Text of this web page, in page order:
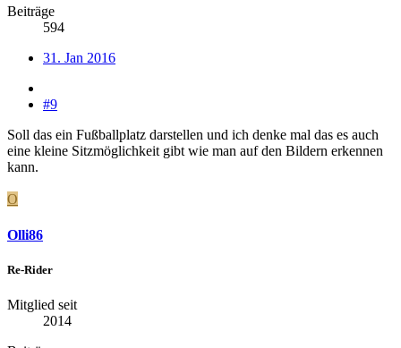
Beiträge
594
31. Jan 2016
#9
Soll das ein Fußballplatz darstellen und ich denke mal das es auch
eine kleine Sitzmöglichkeit gibt wie man auf den Bildern erkennen
kann.
O
Olli86
Re-Rider
Mitglied seit
2014